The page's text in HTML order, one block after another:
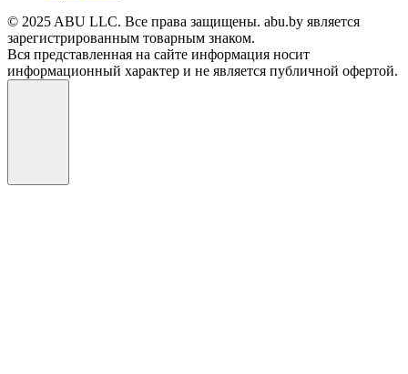
© 2025 ABU LLC. Все права защищены. abu.by является
зарегистрированным товарным знаком.
Вся представленная на сайте информация носит
информационный характер и не является публичной офертой.